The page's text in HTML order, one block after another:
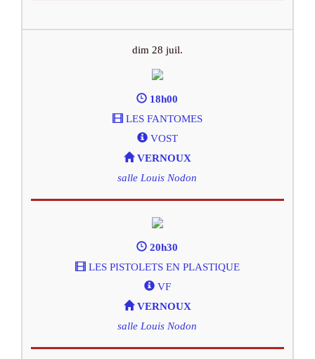
dim 28 juil.
18h00
LES FANTOMES
VOST
VERNOUX
salle Louis Nodon
20h30
LES PISTOLETS EN PLASTIQUE
VF
VERNOUX
salle Louis Nodon